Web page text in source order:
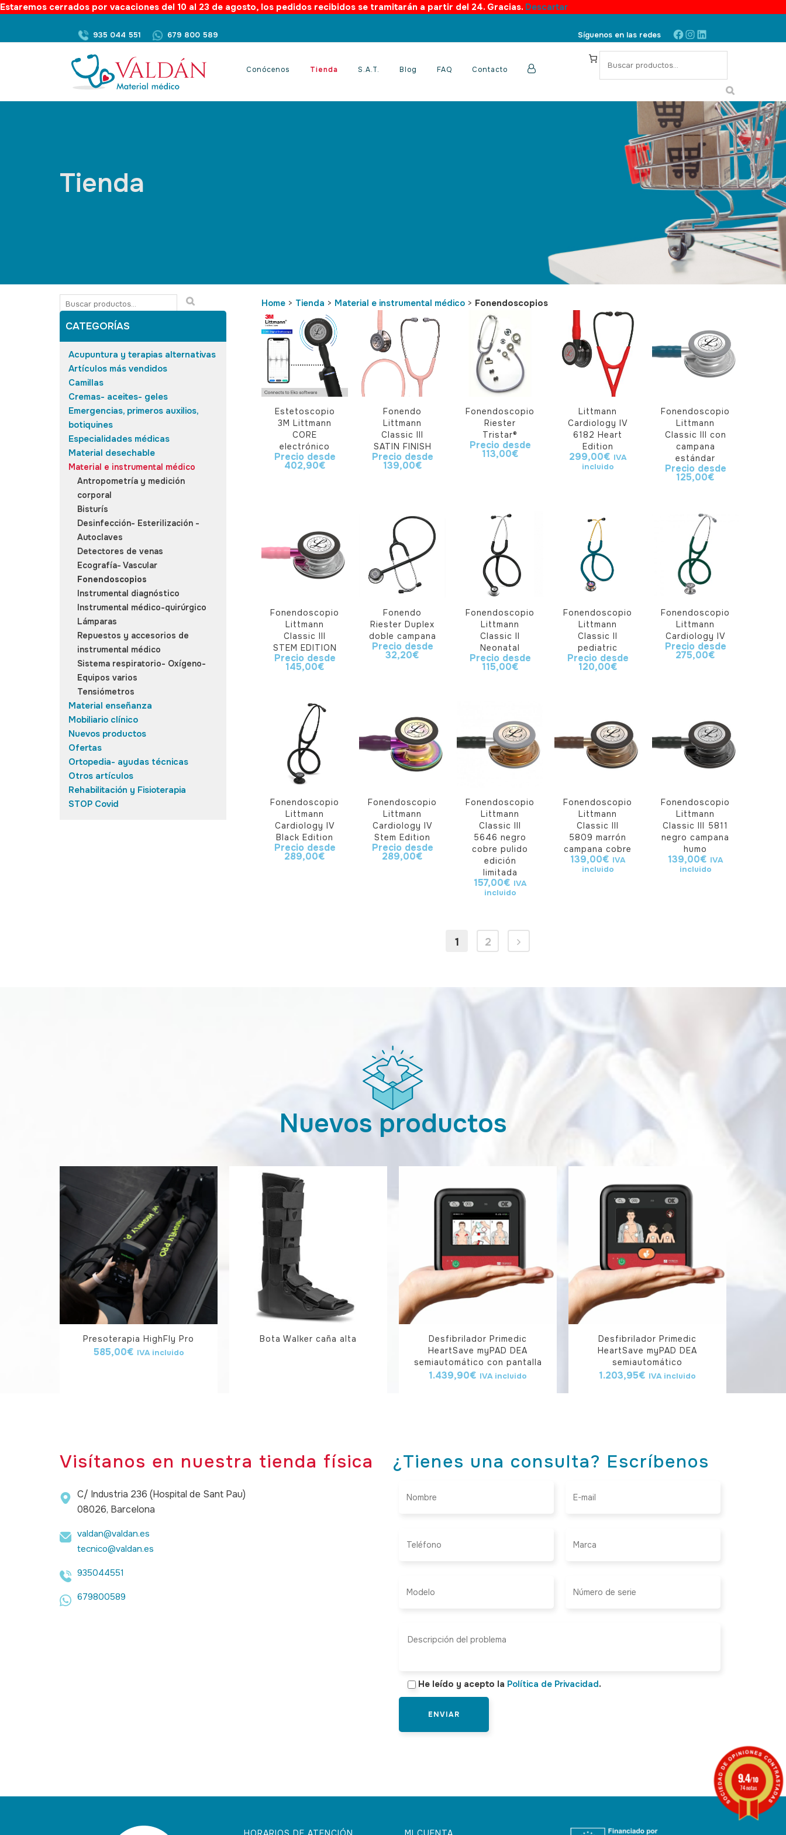
Estaremos cerrados por vacaciones del 10 al 23 de agosto, los pedidos recibidos se tramitarán a partir del 24. Gracias. Descartar
935 044 551 679 800 589 Síguenos en las redes
Conócenos Tienda S.A.T. Blog FAQ Contacto
Tienda
CATEGORÍAS
Acupuntura y terapias alternativas
Artículos más vendidos
Camillas
Cremas- aceites- geles
Emergencias, primeros auxilios,
botiquines
Especialidades médicas
Material desechable
Material e instrumental médico
Antropometría y medición
corporal
Bisturís
Desinfección- Esterilización -
Autoclaves
Detectores de venas
Ecografía- Vascular
Fonendoscopios
Instrumental diagnóstico
Instrumental médico-quirúrgico
Lámparas
Repuestos y accesorios de
instrumental médico
Sistema respiratorio- Oxígeno-
Equipos varios
Tensiómetros
Material enseñanza
Mobiliario clínico
Nuevos productos
Ofertas
Ortopedia- ayudas técnicas
Otros artículos
Rehabilitación y Fisioterapia
STOP Covid
Home > Tienda > Material e instrumental médico > Fonendoscopios
Estetoscopio
3M Littmann
CORE
electrónico
Precio desde
402,90€
Fonendo
Littmann
Classic III
SATIN FINISH
Precio desde
139,00€
Fonendoscopio
Riester
Tristar®
Precio desde
113,00€
Littmann
Cardiology IV
6182 Heart
Edition
299,00€ IVA
incluido
Fonendoscopio
Littmann
Classic III con
campana
estándar
Precio desde
125,00€
Fonendoscopio
Littmann
Classic III
STEM EDITION
Precio desde
145,00€
Fonendo
Riester Duplex
doble campana
Precio desde
32,20€
Fonendoscopio
Littmann
Classic II
Neonatal
Precio desde
115,00€
Fonendoscopio
Littmann
Classic II
pediatric
Precio desde
120,00€
Fonendoscopio
Littmann
Cardiology IV
Precio desde
275,00€
Fonendoscopio
Littmann
Cardiology IV
Black Edition
Precio desde
289,00€
Fonendoscopio
Littmann
Cardiology IV
Stem Edition
Precio desde
289,00€
Fonendoscopio
Littmann
Classic III
5646 negro
cobre pulido
edición
limitada
157,00€ IVA
incluido
Fonendoscopio
Littmann
Classic III
5809 marrón
campana cobre
139,00€ IVA
incluido
Fonendoscopio
Littmann
Classic III 5811
negro campana
humo
139,00€ IVA
incluido
1 2
Nuevos productos
Presoterapia HighFly Pro
585,00€ IVA incluido
Bota Walker caña alta
Desfibrilador Primedic
HeartSave myPAD DEA
semiautomático con pantalla
1.439,90€ IVA incluido
Desfibrilador Primedic
HeartSave myPAD DEA
semiautomático
1.203,95€ IVA incluido
Visítanos en nuestra tienda física
C/ Industria 236 (Hospital de Sant Pau)
08026, Barcelona
valdan@valdan.es
tecnico@valdan.es
935044551
679800589
¿Tienes una consulta? Escríbenos
He leído y acepto la Política de Privacidad.
9.4/10
74 notas